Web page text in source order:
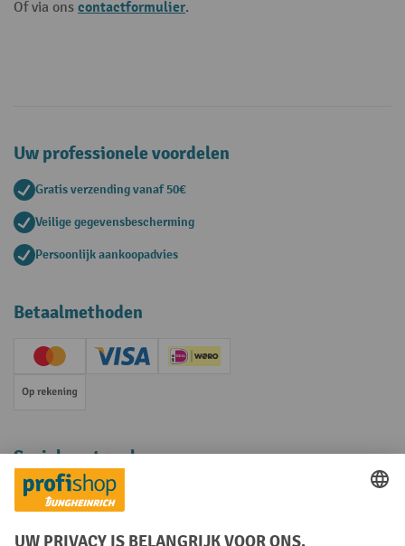
Of via ons contactformulier.
Uw professionele voordelen
Gratis verzending vanaf 50€
Veilige gegevensbescherming
Persoonlijk aankoopadvies
Betaalmethoden
Creditcard (Master)Creditcard (Visa)iDEAL | Wero
Op rekening
Sociale netwerken
Facebook
YouTube
LinkedInInstagram